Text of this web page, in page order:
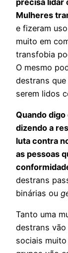
Mulheres
e fizeram
muito em
transfobia
O mesmo
destrans
serem lidos
Quando
dizendo a
luta contra
as pessoas
destrans
binárias ou
Tanto uma
destrans
sociais